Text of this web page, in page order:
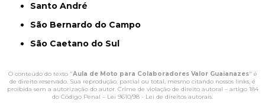
Santo André
São Bernardo do Campo
São Caetano do Sul
O conteúdo do texto "Aula de Moto para Colaboradores Valor Guaianazes" é
de direito reservado. Sua reprodução, parcial ou total, mesmo citando nossos links, é
proibida sem a autorização do autor. Crime de violação de direito autoral – artigo 184
do Código Penal – Lei 9610/98 - Lei de direitos autorais.